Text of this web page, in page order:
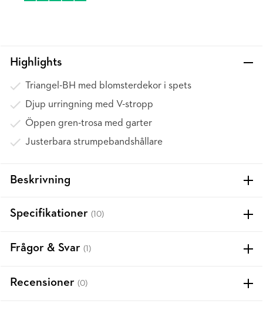
Highlights
Triangel-BH med blomsterdekor i spets
Djup urringning med V-stropp
Öppen gren-trosa med garter
Justerbara strumpebandshållare
Beskrivning
Specifikationer (10)
Frågor & Svar (1)
Recensioner (0)